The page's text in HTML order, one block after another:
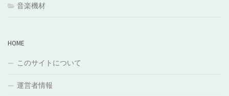
音楽機材
HOME
このサイトについて
運営者情報